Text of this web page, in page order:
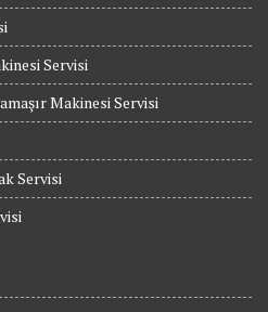
Servisi
Makinesi Servisi
Servisi